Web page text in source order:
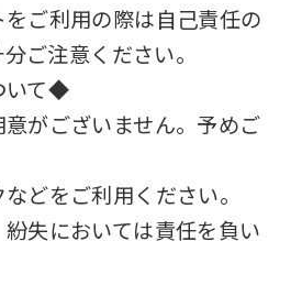
をご利用の際は自己責任の
ご注意ください。
いて◆
意がございません。予めご
どをご利用ください。
失においては責任を負い